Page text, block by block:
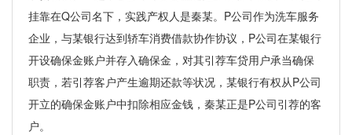
挂靠在Q公司名下，实践产权人是秦某。P公司作为洗车服务
企业，与某银行达到轿车消费借款协作协议，P公司在某银行
开设确保金账户并存入确保金，对其引荐车贷用户承当确保
职责，若引荐客户产生逾期还款等状况，某银行有权从P公司
开立的确保金账户中扣除相应金钱，秦某正是P公司引荐的客
户。